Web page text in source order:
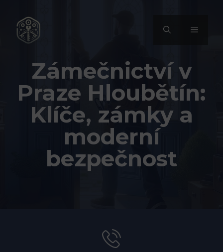
obsah
MENU
Zámečnictví v
Praze Hloubětín:
Klíče, zámky a
moderní
bezpečnost